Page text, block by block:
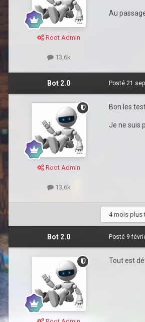
Root Admin
13,6k
Au
Bot 2.0
Root Admin
13,6k
Posté 21
Bon les
Je ne suis
4 mois plus
Bot 2.0 Posté 9
Tout est